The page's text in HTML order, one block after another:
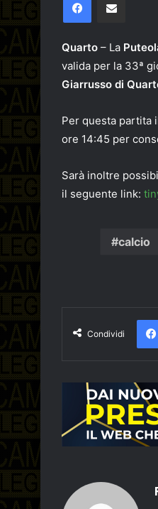
Quarto – La
valida per la 33ª
Giarrusso di
Per questa partita
ore 14:45 per
Sarà inoltre
il seguente link:
calcio
Condividi